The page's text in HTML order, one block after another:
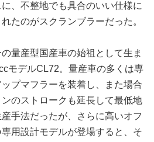
、不整地でも具合のいい仕様に
たのがスクランブラーだった。
量産型国産車の始祖として生ま
モデルCL72。量産車の多くは専
プマフラーを装着し、また場合
のストロークも延長して最低地
産手法だったが、さらに高いオフ
用設計モデルが登場すると、そ